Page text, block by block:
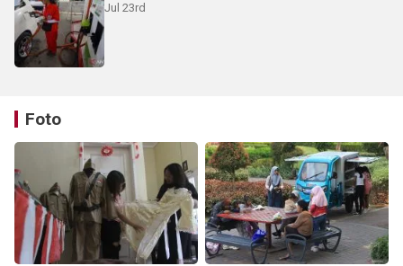
Jul 23rd
Foto